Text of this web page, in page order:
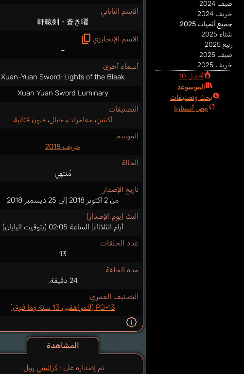
الاسم الياباني
軒轅剣・蒼き曜
الاسم الإنجليزي
–
أسماء أخرى
Xuan-Yuan Sword: Lights of the Bleak
Xuan Yuan Sword Luminary
التصنيفات
أكشن،مغامرات،خيال،فنون قتالية
الموسم
خريف 2018
الحالة
مُنتهي
تاريخ الإصدار
من 2 أكتوبر 2018 إلى 25 ديسمبر 2018
البث (يوم الإصدار)
أيام الثلاثاء| الساعة 02:05 (بتوقيت اليابان)
عدد الحلقات
13
مدة الحلقة
24 دقيقة.
التصنيف العمري
PG-13 (للمراهقين 13 سنة وما فوق)
المشاهدة
تم إصداره على : كرانشي رول.
صيف 2024
خريف 2024
جميع أنميات 2025
شتاء 2025
ربيع 2025
صيف 2025
خريف 2025
أفضل 10
الموسوعة
بحث وتصنيفات
نبض أنستازيا